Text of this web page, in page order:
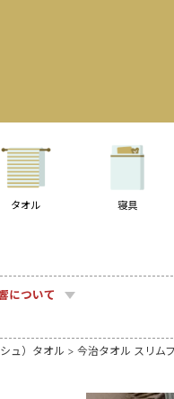
タオル 寝具
について
ュ）タオル 今治タオル スリム